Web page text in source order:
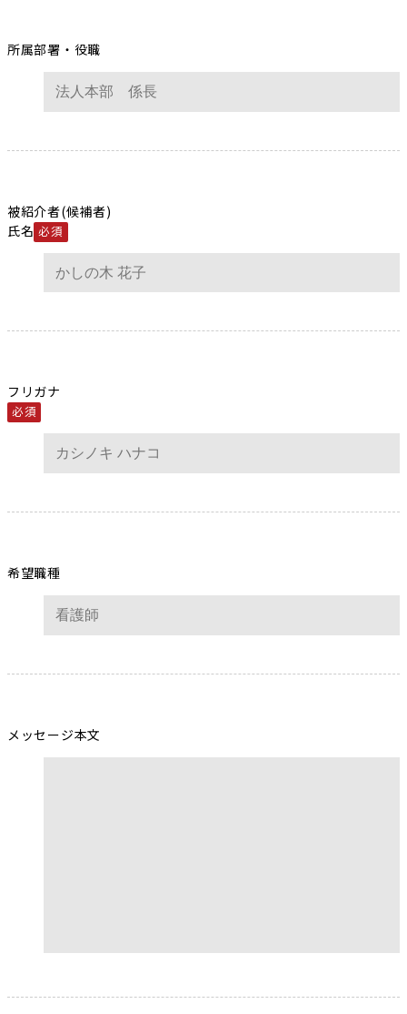
所属部署・役職
被紹介者(候補者)
氏名 必須
フリガナ
必須
希望職種
メッセージ本文